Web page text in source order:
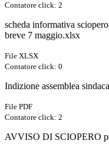
Contatore click: 2
scheda informativa
breve 7 maggio.xlsx
File XLSX
Contatore click: 0
Indizione assemblea
File PDF
Contatore click: 2
AVVISO DI SCIOPERO